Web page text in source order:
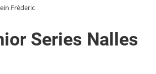
Fréderic
Series Nalles